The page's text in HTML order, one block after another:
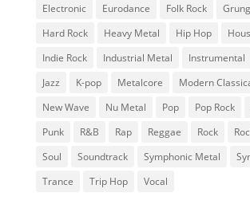
Electronic
Eurodance Folk Rock
Hard Rock
Heavy Metal Hip Hop
Indie Rock
Industrial Metal Instrumental
Jazz
K-pop Metalcore Modern
New Wave
Nu Metal Pop Pop Rock
Punk
R&B Rap Reggae Rock
Soul
Soundtrack Symphonic Metal
Trance
Trip Hop Vocal